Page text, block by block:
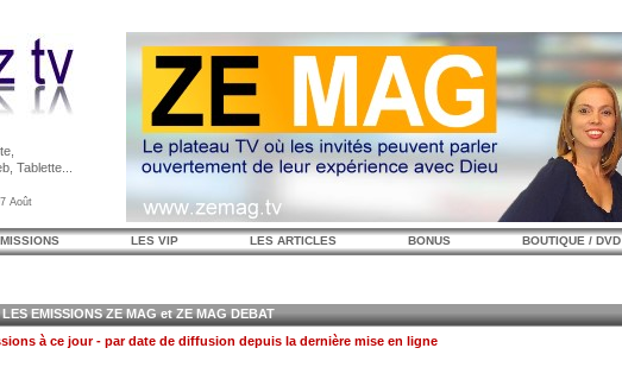
Tablette...
Août
LES VIP LES ARTICLES BONUS BOUTIQUE / DVD
ZE MAG et ZE MAG DEBAT
à ce jour - par date de diffusion depuis la dernière mise en ligne